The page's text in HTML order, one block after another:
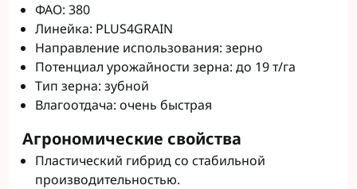
ФАО: 380
Линейка: PLUS4GRAIN
Направление использования: зерно
Потенциал урожайности зерна: до 19 т/га
Тип зерна: зубной
Влагоотдача: очень быстрая
Агрономические свойства
Пластический гибрид со стабильной
производительностью.